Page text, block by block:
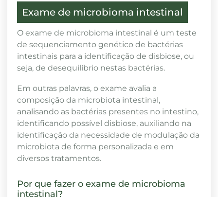
Exame de microbioma intestinal
O exame de microbioma intestinal é um teste
de sequenciamento genético de bactérias
intestinais para a identificação de disbiose, ou
seja, de desequilíbrio nestas bactérias.
Em outras palavras, o exame avalia a
composição da microbiota intestinal,
analisando as bactérias presentes no intestino,
identificando possível disbiose, auxiliando na
identificação da necessidade de modulação da
microbiota de forma personalizada e em
diversos tratamentos.
Por que fazer o exame de microbioma
intestinal?